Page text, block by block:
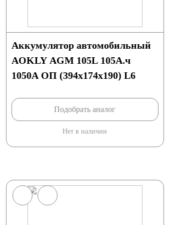
Аккумулятор автомобильный
AOKLY AGM 105L 105А.ч
1050А ОП (394x174x190) L6
Подобрать аналог
Нет в наличии